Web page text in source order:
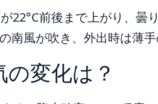
22°C前後まで上がり、曇
南風が吹き、外出時は薄
変化は？